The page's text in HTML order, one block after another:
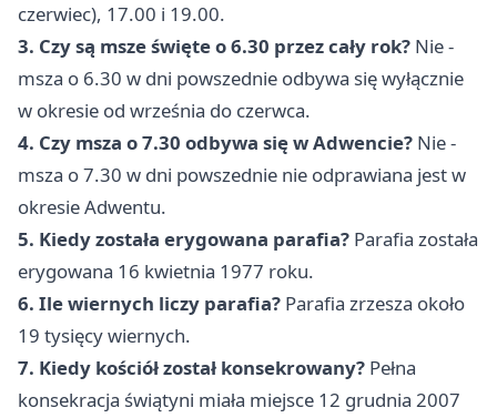
czerwiec), 17.00 i 19.00.
3. Czy są msze święte o 6.30 przez cały rok? Nie -
msza o 6.30 w dni powszednie odbywa się wyłącznie
w okresie od września do czerwca.
4. Czy msza o 7.30 odbywa się w Adwencie? Nie -
msza o 7.30 w dni powszednie nie odprawiana jest w
okresie Adwentu.
5. Kiedy została erygowana parafia? Parafia została
erygowana 16 kwietnia 1977 roku.
6. Ile wiernych liczy parafia? Parafia zrzesza około
19 tysięcy wiernych.
7. Kiedy kościół został konsekrowany? Pełna
konsekracja świątyni miała miejsce 12 grudnia 2007